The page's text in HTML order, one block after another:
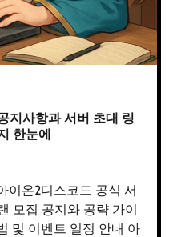
지사항과 서버 초대 링
한눈에
이온2디스코드 공식 서
모집 공지와 공략 가이
및 이벤트 일정 안내 아